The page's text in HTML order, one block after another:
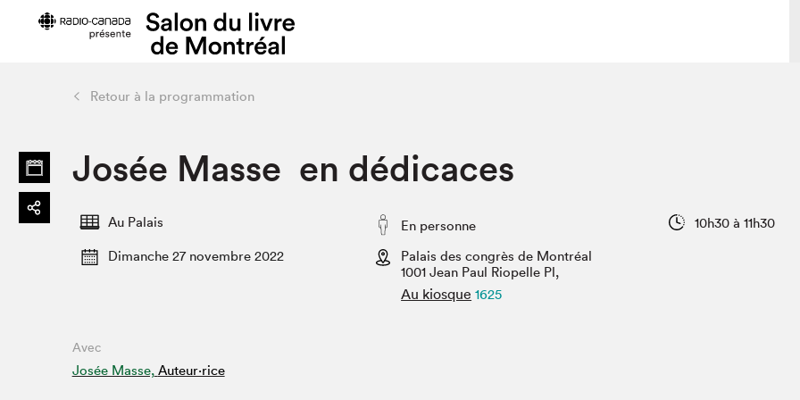
Horaires et tarifs
Se rendre au Salon
Restauration
Programmation
SLM PRO
Liste des exposant·e·s
Liste des auteur·rice·s
Vidéos et balados
Projets partenaires
Retour à la programmation
Josée Masse en dédicaces
Au Palais En personne
10h30 à 11h30
Dimanche 27 novembre 2022
Palais des congrès de Montréal
1001 Jean Paul Riopelle Pl,
Au kiosque 1625
Avec
Josée Masse, Auteur·rice